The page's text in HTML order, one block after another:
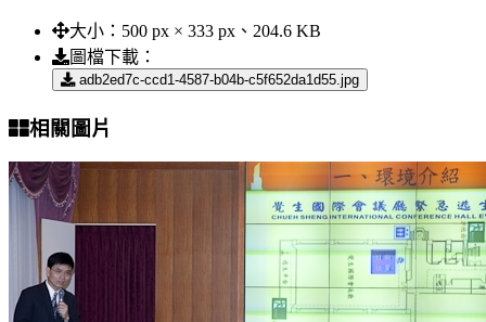
大小： 500 px × 333 px、204.6 KB
圖檔下載：
adb2ed7c-ccd1-4587-b04b-c5f652da1d55.jpg
相關圖片